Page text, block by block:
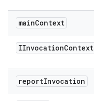
mainContext
IInvocationContext
reportInvocation